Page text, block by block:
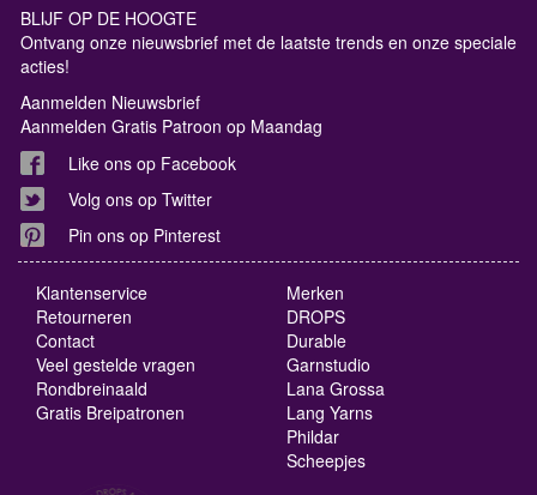
BLIJF OP DE HOOGTE
Ontvang onze nieuwsbrief met de laatste trends en onze speciale
acties!
Aanmelden Nieuwsbrief
Aanmelden Gratis Patroon op Maandag
Like ons op Facebook
Volg ons op Twitter
Pin ons op Pinterest
Klantenservice
Retourneren
Contact
Veel gestelde vragen
Rondbreinaald
Gratis Breipatronen
Merken
DROPS
Durable
Garnstudio
Lana Grossa
Lang Yarns
Phildar
Scheepjes